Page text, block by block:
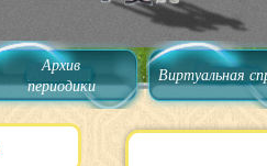
Архив
периодики
Виртуальная